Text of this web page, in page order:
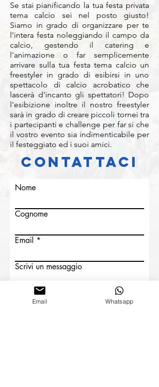
Se stai pianificando la tua festa privata
tema calcio sei nel posto giusto!
Siamo in grado di organizzare per te
l'intera festa noleggiando il campo da
calcio, gestendo il catering e
l'animazione o far semplicemente
arrivare sulla tua festa tema calcio un
freestyler in grado di esibirsi in uno
spettacolo di calcio acrobatico che
lascerà d'incanto gli spettatori! Dopo
l'esibizione inoltre il nostro freestyler
sarà in grado di creare piccoli tornei tra
i partecipanti e challenge per far si che
il vostro evento sia indimenticabile per
il festeggiato ed i suoi amici.
ContattACI
Nome
Cognome
Email
Scrivi un messaggio
Email Whatsapp